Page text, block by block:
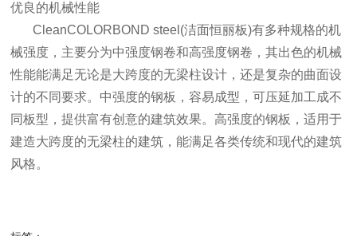
优良的机械性能
CleanCOLORBOND steel(洁面恒丽板)有多种规格的机
械强度，主要分为中强度钢卷和高强度钢卷，其出色的机械
性能能满足无论是大跨度的无梁柱设计，还是复杂的曲面设
计的不同要求。中强度的钢板，容易成型，可压延加工成不
同板型，提供富有创意的建筑效果。高强度的钢板，适用于
建造大跨度的无梁柱的建筑，能满足各类传统和现代的建筑
风格。